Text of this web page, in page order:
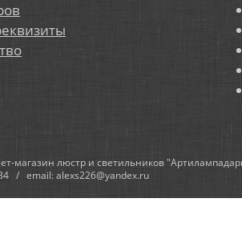
магазин люстр и светильников
/ email: alexs226@yandex.ru